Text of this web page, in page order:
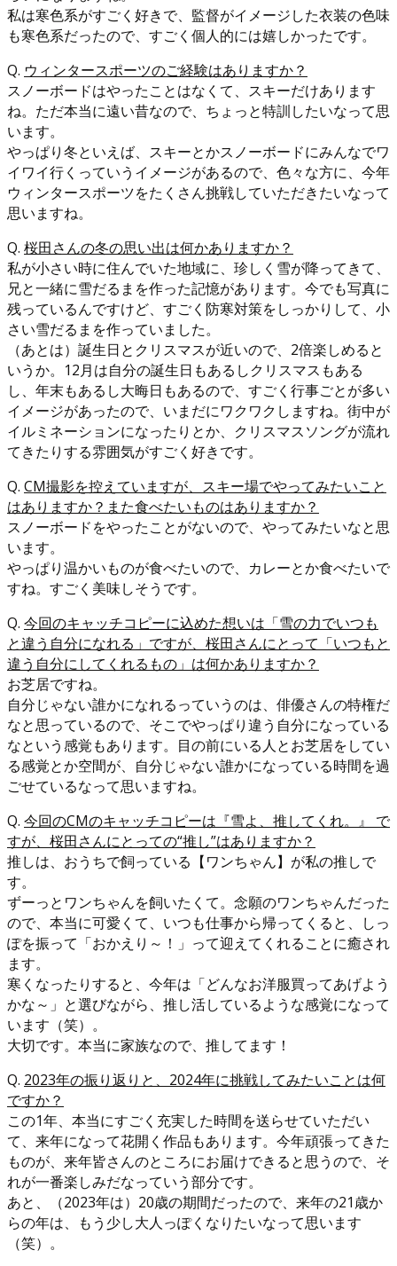
私は寒色系がすごく好きで、監督がイメージした衣装の色味
も寒色系だったので、すごく個人的には嬉しかったです。
Q. ウィンタースポーツのご経験はありますか？
スノーボードはやったことはなくて、スキーだけあります
ね。ただ本当に遠い昔なので、ちょっと特訓したいなって思
います。
やっぱり冬といえば、スキーとかスノーボードにみんなでワ
イワイ行くっていうイメージがあるので、色々な方に、今年
ウィンタースポーツをたくさん挑戦していただきたいなって
思いますね。
Q. 桜田さんの冬の思い出は何かありますか？
私が小さい時に住んでいた地域に、珍しく雪が降ってきて、
兄と一緒に雪だるまを作った記憶があります。今でも写真に
残っているんですけど、すごく防寒対策をしっかりして、小
さい雪だるまを作っていました。
（あとは）誕生日とクリスマスが近いので、2倍楽しめると
いうか。12月は自分の誕生日もあるしクリスマスもある
し、年末もあるし大晦日もあるので、すごく行事ごとが多い
イメージがあったので、いまだにワクワクしますね。街中が
イルミネーションになったりとか、クリスマスソングが流れ
てきたりする雰囲気がすごく好きです。
Q. CM撮影を控えていますが、スキー場でやってみたいこと
はありますか？また食べたいものはありますか？
スノーボードをやったことがないので、やってみたいなと思
います。
やっぱり温かいものが食べたいので、カレーとか食べたいで
すね。すごく美味しそうです。
Q. 今回のキャッチコピーに込めた想いは「雪の力でいつも
と違う自分になれる」ですが、桜田さんにとって「いつもと
違う自分にしてくれるもの」は何かありますか？
お芝居ですね。
自分じゃない誰かになれるっていうのは、俳優さんの特権だ
なと思っているので、そこでやっぱり違う自分になっている
なという感覚もあります。目の前にいる人とお芝居をしてい
る感覚とか空間が、自分じゃない誰かになっている時間を過
ごせているなって思いますね。
Q. 今回のCMのキャッチコピーは『雪よ、推してくれ。』 で
すが、桜田さんにとっての“推し”はありますか？
推しは、おうちで飼っている【ワンちゃん】が私の推しで
す。
ずーっとワンちゃんを飼いたくて。念願のワンちゃんだった
ので、本当に可愛くて、いつも仕事から帰ってくると、しっ
ぽを振って「おかえり～！」って迎えてくれることに癒され
ます。
寒くなったりすると、今年は「どんなお洋服買ってあげよう
かな～」と選びながら、推し活しているような感覚になって
います（笑）。
大切です。本当に家族なので、推してます！
Q. 2023年の振り返りと、2024年に挑戦してみたいことは何
ですか？
この1年、本当にすごく充実した時間を送らせていただい
て、来年になって花開く作品もあります。今年頑張ってきた
ものが、来年皆さんのところにお届けできると思うので、そ
れが一番楽しみだなっていう部分です。
あと、（2023年は）20歳の期間だったので、来年の21歳か
らの年は、もう少し大人っぽくなりたいなって思います
（笑）。